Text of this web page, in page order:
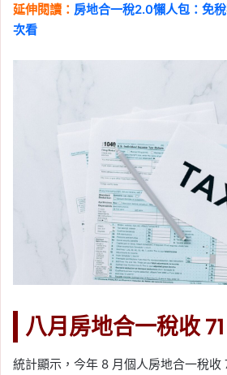
延伸閱讀： 房地合一稅2.0懶人包：免
次看
八月房地合一稅收
統計顯示，今年 8 月個人房地合一稅收